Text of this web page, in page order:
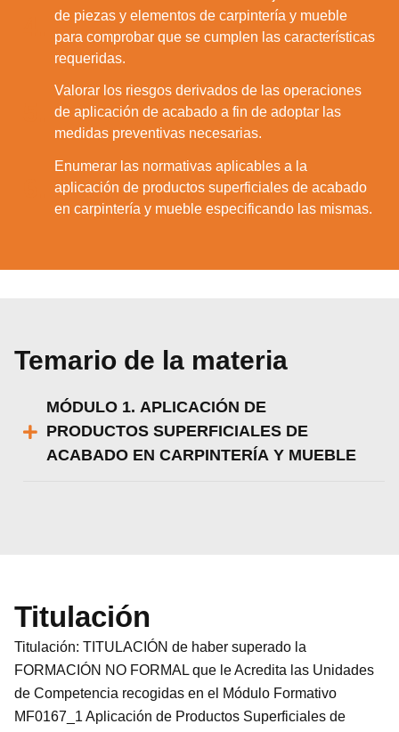
de piezas y elementos de carpintería y mueble
para comprobar que se cumplen las características
requeridas.
Valorar los riesgos derivados de las operaciones
de aplicación de acabado a fin de adoptar las
medidas preventivas necesarias.
Enumerar las normativas aplicables a la
aplicación de productos superficiales de acabado
en carpintería y mueble especificando las mismas.
Temario de la materia
MÓDULO 1. APLICACIÓN DE
PRODUCTOS SUPERFICIALES DE
ACABADO EN CARPINTERÍA Y MUEBLE
Titulación
Titulación: TITULACIÓN de haber superado la
FORMACIÓN NO FORMAL que le Acredita las Unidades
de Competencia recogidas en el Módulo Formativo
MF0167_1 Aplicación de Productos Superficiales de